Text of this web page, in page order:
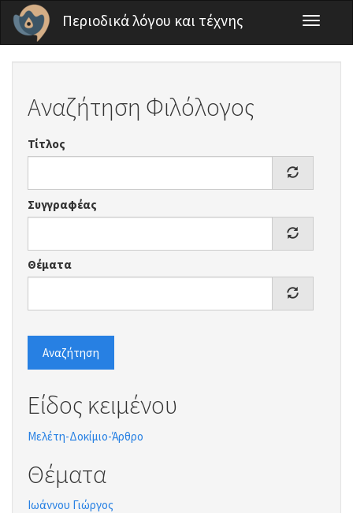
Παράκαμψη προς το κυρίως περιεχόμενο
Περιοδικά λόγου και τέχνης
Toggle
Αναζήτηση Φιλόλογος
Τίτλος
Συγγραφέας
Θέματα
Αναζήτηση
Είδος κειμένου
Μελέτη-Δοκίμιο-Άρθρο
Θέματα
Ιωάννου Γιώργος